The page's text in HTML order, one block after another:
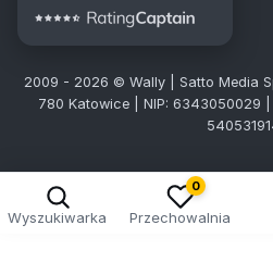
2009 - 2026 © Wally | Satto Media
780 Katowice | NIP: 6343050029 |
Wyszukiwarka
0
Przechowalnia